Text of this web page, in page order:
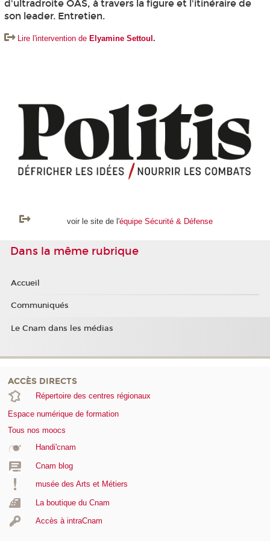
d'ultradroite OAS, à travers la figure et l'itinéraire de
son leader. Entretien.
Lire l'intervention deElyamine Settoul.
voir le site de l'équipe Sécurité & Défense
Dans la même rubrique
Accueil
Communiqués
Le Cnam dans les médias
ACCÈS DIRECTS
Répertoire des centres régionaux
Espace numérique de formation
Tous nos moocs
Handi'cnam
Cnam blog
musée des Arts et Métiers
La boutique du Cnam
Accès à intraCnam